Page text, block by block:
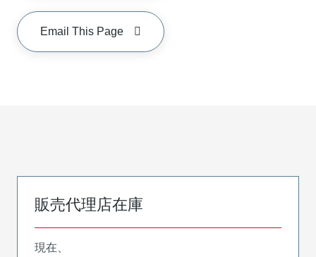
Email This Page
販売代理店在庫
現在、